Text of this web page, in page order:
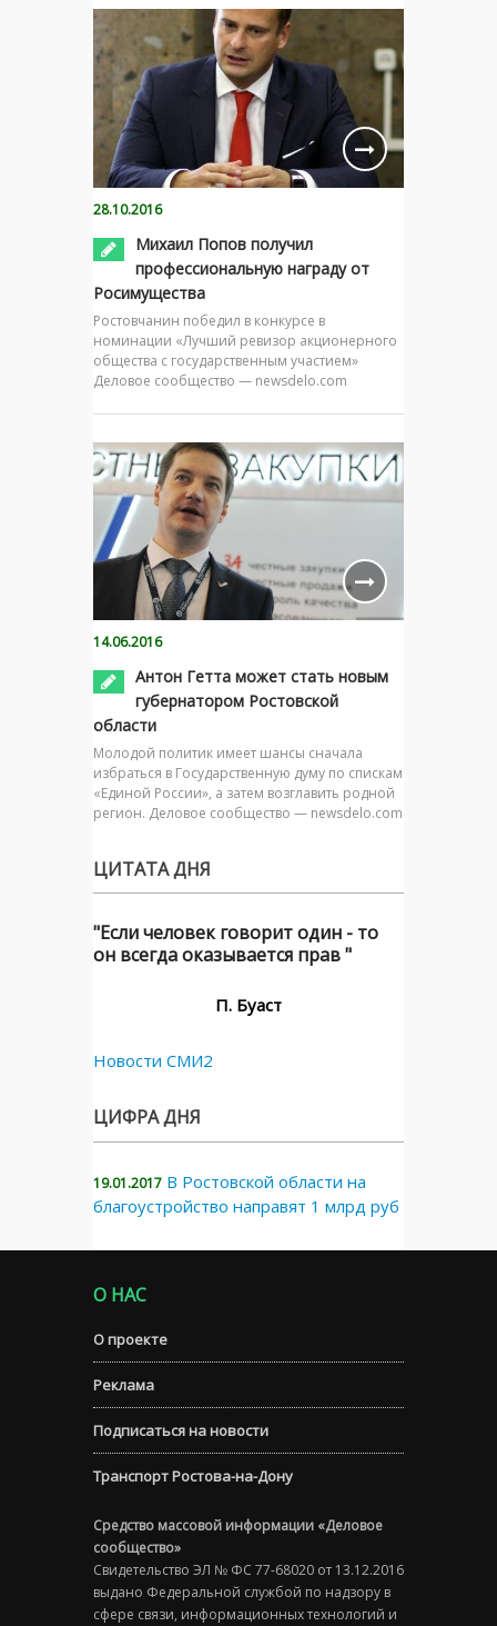
28.10.2016
Михаил Попов получил
профессиональную награду от
Росимущества
Ростовчанин победил в конкурсе в
номинации «Лучший ревизор акционерного
общества с государственным участием»
Деловое сообщество — newsdelo.com
14.06.2016
Антон Гетта может стать новым
губернатором Ростовской
области
Молодой политик имеет шансы сначала
избраться в Государственную думу по спискам
«Единой России», а затем возглавить родной
регион. Деловое сообщество — newsdelo.com
ЦИТАТА ДНЯ
"Если человек говорит один - то
он всегда оказывается прав "
П. Буаст
Новости СМИ2
ЦИФРА ДНЯ
19.01.2017 В Ростовской области на
благоустройство направят 1 млрд руб
О НАС
О проекте
Реклама
Подписаться на новости
Транспорт Ростова-на-Дону
Средство массовой информации «Деловое
сообщество»
Свидетельство ЭЛ № ФС 77-68020 от 13.12.2016
выдано Федеральной службой по надзору в
сфере связи, информационных технологий и